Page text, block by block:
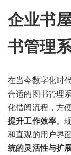
企业书
书管理
在当今数字化时
合适的图书管理
化借阅流程，方
提升工作效率。
和直观的用户界
统的灵活性与扩